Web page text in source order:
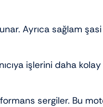
Ayrıca sağlam şasi
işlerini daha
sergiler. Bu